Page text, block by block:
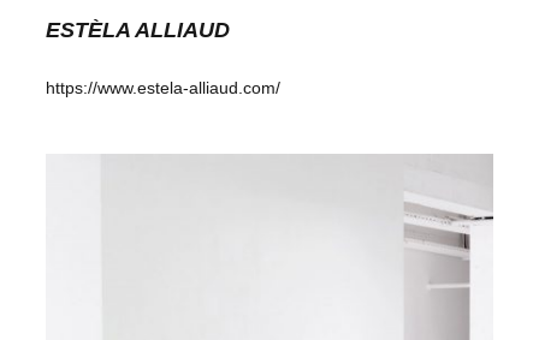
ESTÈLA ALLIAUD
https://www.estela-alliaud.com/